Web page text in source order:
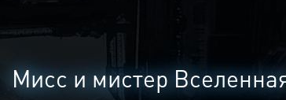
Мисс и мистер